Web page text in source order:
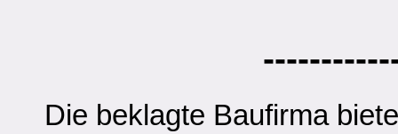
Die beklagte Baufirma